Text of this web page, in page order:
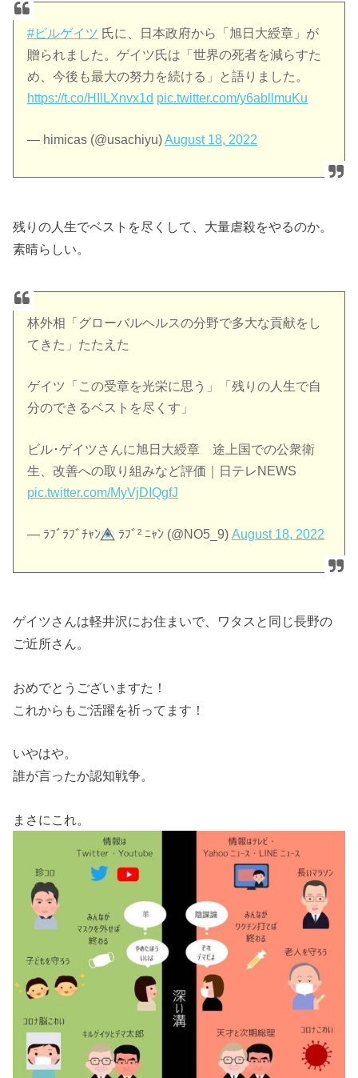
#ビルゲイツ 氏に、日本政府から「旭日大綬章」が
贈られました。ゲイツ氏は「世界の死者を減らすた
め、今後も最大の努力を続ける」と語りました。
https://t.co/HIlLXnvx1d pic.twitter.com/y6abllmuKu
— himicas (@usachiyu)August 18, 2022
残りの人生でベストを尽くして、大量虐殺をやるのか。
素晴らしい。
林外相「グローバルヘルスの分野で多大な貢献をし
てきた」たたえた
ゲイツ「この受章を光栄に思う」「残りの人生で自
分のできるベストを尽くす」
ビル･ゲイツさんに旭日大綬章 途上国での公衆衛
生、改善への取り組みなど評価｜日テレNEWS
pic.twitter.com/MyVjDIQgfJ
— ﾗﾌﾞﾗﾌﾞﾁｬﾝ ⃤ ﾗﾌﾞ² ﾆｬﾝ (@NO5_9) August 18, 2022
ゲイツさんは軽井沢にお住まいで、ワタスと同じ長野の
ご近所さん。
おめでとうございますた！
これからもご活躍を祈ってます！
いやはや。
誰が言ったか認知戦争。
まさにこれ。